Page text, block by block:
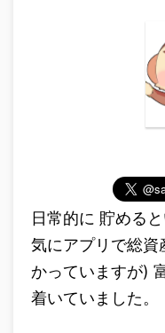
日常的に 貯める
気にアプリで総
かっていますが)
着いていました。